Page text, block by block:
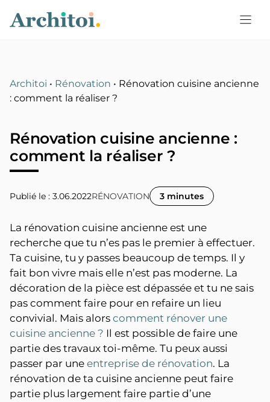
Architoi • Rénovation • Rénovation cuisine ancienne
: comment la réaliser ?
Rénovation cuisine ancienne :
comment la réaliser ?
Publié le : 3.06.2022RÉNOVATION 3 minutes
La rénovation cuisine ancienne est une
recherche que tu n’es pas le premier à effectuer.
Ta cuisine, tu y passes beaucoup de temps. Il y
fait bon vivre mais elle n’est pas moderne. La
décoration de la pièce est dépassée et tu ne sais
pas comment faire pour en refaire un lieu
convivial. Mais alorscomment rénover une
cuisine ancienne? Il est possible de faire une
partie des travaux toi-même. Tu peux aussi
passer par uneentreprise de rénovation. La
rénovation de ta cuisine ancienne peut faire
partie plus largement faire partie d’une